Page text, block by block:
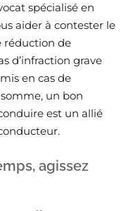
spécialisé en
aider à contester le
réduction de
d’infraction grave
en cas de
un bon
est un allié
agissez